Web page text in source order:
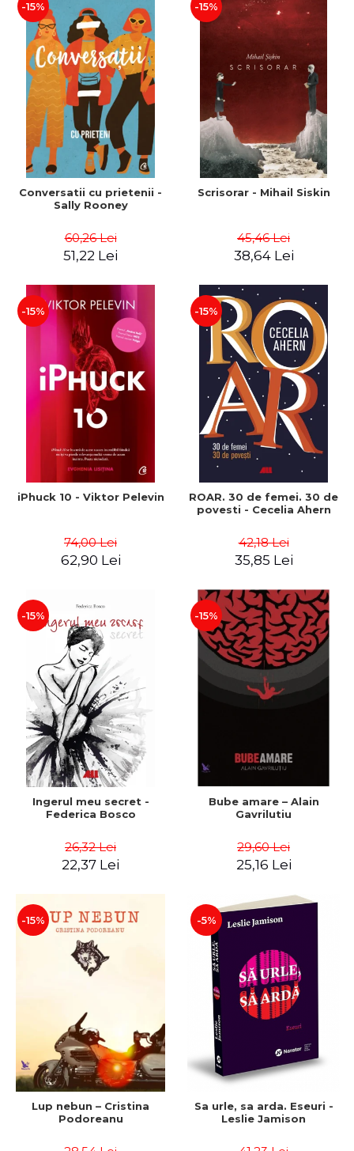
-15%
Conversatii cu prietenii -
Sally Rooney
60,26 Lei
51,22 Lei
-15%
Scrisorar - Mihail Siskin
45,46 Lei
38,64 Lei
-15%
iPhuck 10 - Viktor Pelevin
74,00 Lei
62,90 Lei
-15%
ROAR. 30 de femei. 30 de
povesti - Cecelia Ahern
42,18 Lei
35,85 Lei
-15%
Ingerul meu secret -
Federica Bosco
26,32 Lei
22,37 Lei
-15%
Bube amare – Alain
Gavrilutiu
29,60 Lei
25,16 Lei
-15%
Lup nebun – Cristina
Podoreanu
-5%
Sa urle, sa arda. Eseuri -
Leslie Jamison